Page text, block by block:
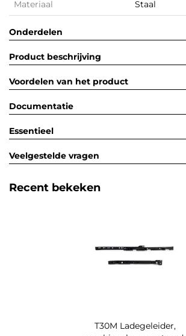
Materiaal Staal
Onderdelen
Product beschrijving
Voordelen van het product
Documentatie
Essentieel
Veelgestelde vragen
Recent bekeken
T30M Ladegeleider,